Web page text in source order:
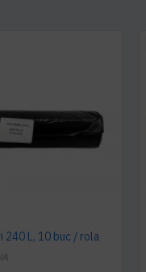
240 L, 10 buc / rola